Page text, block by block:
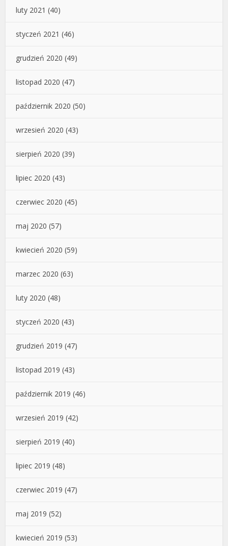
luty 2021 (40)
styczeń 2021 (46)
grudzień 2020 (49)
listopad 2020 (47)
październik 2020 (50)
wrzesień 2020 (43)
sierpień 2020 (39)
lipiec 2020 (43)
czerwiec 2020 (45)
maj 2020 (57)
kwiecień 2020 (59)
marzec 2020 (63)
luty 2020 (48)
styczeń 2020 (43)
grudzień 2019 (47)
listopad 2019 (43)
październik 2019 (46)
wrzesień 2019 (42)
sierpień 2019 (40)
lipiec 2019 (48)
czerwiec 2019 (47)
maj 2019 (52)
kwiecień 2019 (53)